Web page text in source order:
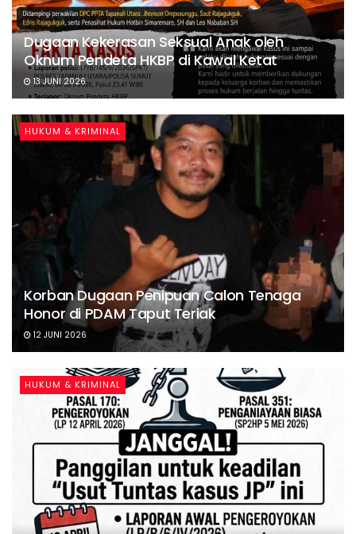
Dugaan Kekerasan Seksual Anak oleh
Oknum Pendeta HKBP di Kawal Ketat
13 JUNI 2026
HUKUM & KRIMINAL
Korban Dugaan Penipuan Calon Tenaga
Honor di PDAM Taput Teriak
12 JUNI 2026
HUKUM & KRIMINAL